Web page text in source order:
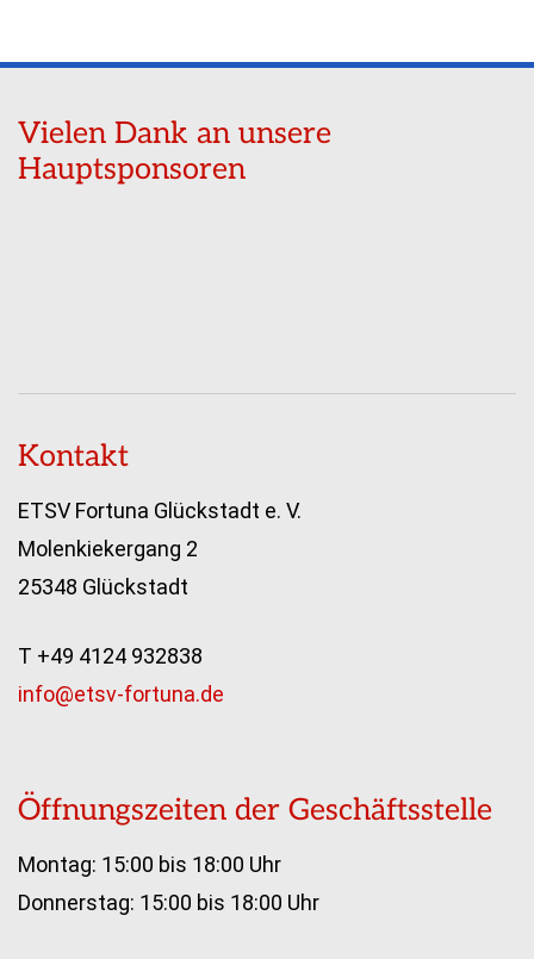
Vielen Dank an unsere
Hauptsponsoren
Kontakt
ETSV Fortuna Glückstadt e. V.
Molenkiekergang 2
25348 Glückstadt
T +49 4124 932838
info@etsv-fortuna.de
Öffnungszeiten der Geschäftsstelle
Montag: 15:00 bis 18:00 Uhr
Donnerstag: 15:00 bis 18:00 Uhr